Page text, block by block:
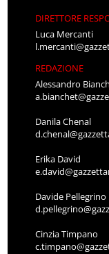
DIRETTORE
Luca Mercanti
REDAZIONE
Alessandro
Danila Chenal
Erika David
Davide Pellegrino
Cinzia Timpano